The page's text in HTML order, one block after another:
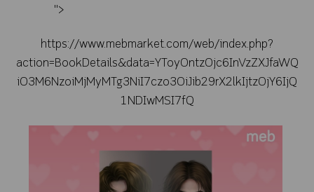
">
https://www.mebmarket.com/web/index.php?
action=BookDetails&data=YToyOntzOjc6InVzZXJfaWQ
iO3M6NzoiMjMyMTg3NiI7czo3OiJib29rX2lkIjtzOjY6IjQ
1NDIwMSI7fQ